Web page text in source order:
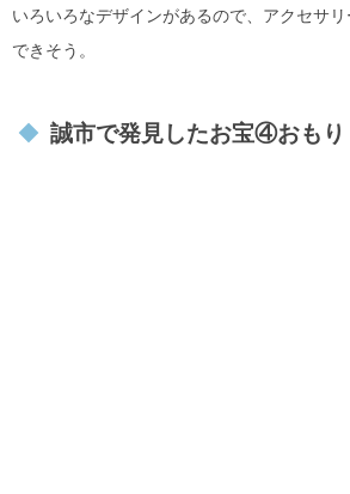
いろいろなデザインがあるので、アクセサ
できそう。
誠市で発見したお宝④おもり